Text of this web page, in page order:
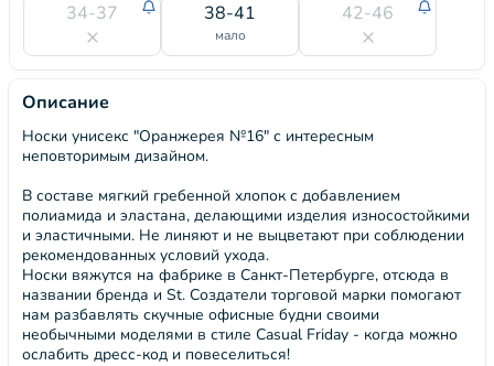
34-37 38-41
мало
42-46
Описание
Носки унисекс "Оранжерея №16" с интересным
неповторимым дизайном.
В составе мягкий гребенной хлопок с добавлением
полиамида и эластана, делающими изделия износостойкими
и эластичными. Не линяют и не выцветают при соблюдении
рекомендованных условий ухода.
Носки вяжутся на фабрике в Санкт-Петербурге, отсюда в
названии бренда и St. Создатели торговой марки помогают
нам разбавлять скучные офисные будни своими
необычными моделями в стиле Casual Friday - когда можно
ослабить дресс-код и повеселиться!